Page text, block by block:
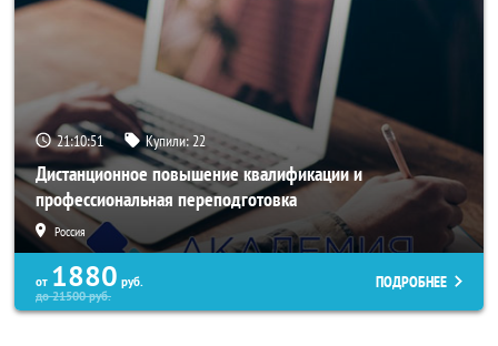
21:10:50 Купили:22
Дистанционное повышение квалификации и
профессиональная переподготовка
Россия
от 1880 руб.
до21500руб.
ПОДРОБНЕЕ